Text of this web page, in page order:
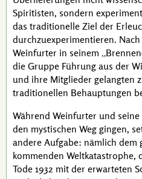
Spiritisten, sondern
das traditionelle Ziel der
durchzuexperimentieren.
Weinfurter in seinem
die Gruppe Führung aus der
und ihre Mitglieder gelangten
traditionellen Behauptungen
Während Weinfurter und
den mystischen Weg gingen,
andere Aufgabe: nämlich
kommenden Weltkatastrophe,
Tode 1932 mit der erwarteten